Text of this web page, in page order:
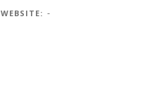
WEBSITE -